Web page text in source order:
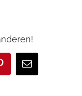
E-
mail